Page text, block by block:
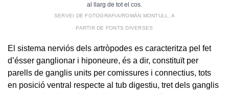
al llarg de tot el cos.
SERVEI DE FOTOGRAFIA/ROMÁN MONTULL, A
PARTIR DE FONTS DIVERSES
El sistema nerviós dels artròpodes es caracteritza pel fet
d’ésser ganglionar i hiponeure, és a dir, constituït per
parells de ganglis units per comissures i connectius, tots
en posició ventral respecte al tub digestiu, tret dels ganglis